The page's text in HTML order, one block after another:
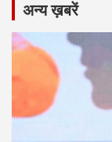
अन्य ख़बरें